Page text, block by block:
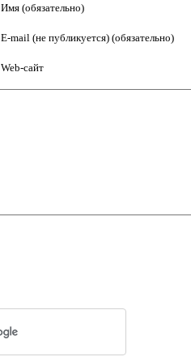
Имя (обязательно)
E-mail (не публикуется) (обязательно)
Web-сайт